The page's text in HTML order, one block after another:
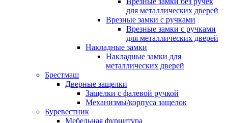
для металлических дверей
Врезные замки с ручками
Врезные замки с ручками
для металлических дверей
Накладные замки
Накладные замки для
металлических дверей
Брестмаш
Дверные защелки
Защелки с фалевой ручкой
Механизмы/корпуса защелок
Буревестник
Мебельная фурнитура